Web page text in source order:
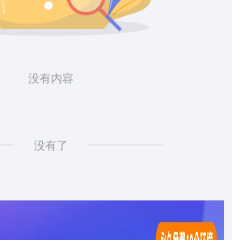
没有内容
没有了